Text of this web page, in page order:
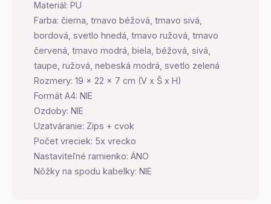
Materiál: PU
Farba: čierna, tmavo béžová, tmavo sivá,
bordová, svetlo hnedá, tmavo ružová, tmavo
červená, tmavo modrá, biela, béžová, sivá,
taupe, ružová, nebeská modrá, svetlo zelená
Rozmery: 19 x 22 x 7 cm (V x Š x H)
Formát A4: NIE
Ozdoby: NIE
Uzatváranie: Zips + cvok
Počet vreciek: 5x vrecko
Nastaviteľné ramienko: ÁNO
Nôžky na spodu kabelky: NIE